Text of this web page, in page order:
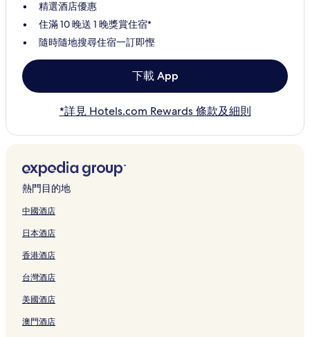
精選酒店優惠
住滿 10 晚送 1 晚獎賞住宿*
隨時隨地搜尋住宿一訂即慳
下載 App
*詳見 Hotels.com Rewards 條款及細則
熱門目的地
中國酒店
日本酒店
香港酒店
台灣酒店
美國酒店
澳門酒店